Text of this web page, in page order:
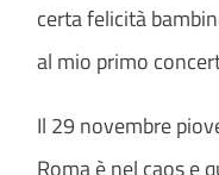
certa felicità
al mio primo
Il 29 novembre
Roma è nel caos e